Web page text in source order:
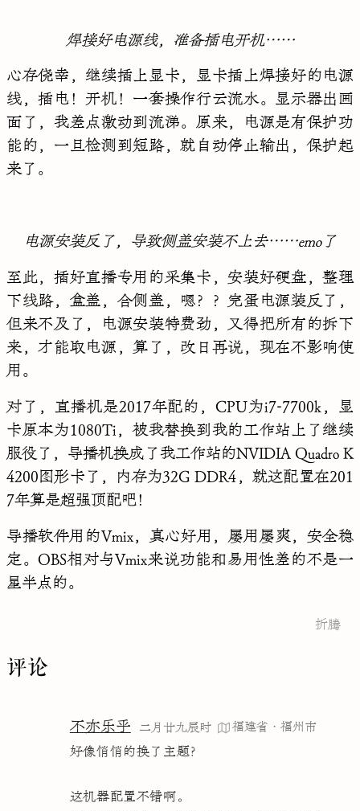
焊接好电源线，准备插电开机……
心存侥幸，继续插上显卡，显卡插上焊接好的电源
线，插电！开机！一套操作行云流水。显示器出画
面了，我差点激动到流涕。原来，电源是有保护功
能的，一旦检测到短路，就自动停止输出，保护起
来了。
电源安装反了，导致侧盖安装不上去……emo了
至此，插好直播专用的采集卡，安装好硬盘，整理
下线路，盒盖，合侧盖，嗯？？完蛋电源装反了，
但来不及了，电源安装特费劲，又得把所有的拆下
来，才能取电源，算了，改日再说，现在不影响使
用。
对了，直播机是2017年配的，CPU为i7-7700k，显
卡原本为1080Ti，被我替换到我的工作站上了继续
服役了，导播机换成了我工作站的NVIDIA Quadro K
4200图形卡了，内存为32G DDR4，就这配置在201
7年算是超强顶配吧！
导播软件用的Vmix，真心好用，屡用屡爽，安全稳
定。OBS相对与Vmix来说功能和易用性差的不是一
星半点的。
折腾
评论
不亦乐乎 二月廿九辰时
福建省·福州市
好像悄悄的换了主题？
这机器配置不错啊。